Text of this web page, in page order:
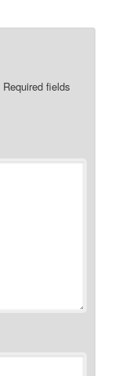
Required fields